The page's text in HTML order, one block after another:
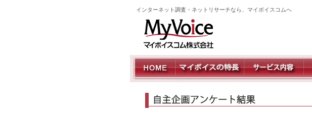
インターネット調査・ネットリサーチなら、マイボイスコムへ